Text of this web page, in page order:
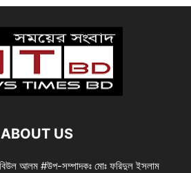
ABOUT US
আলম #উপ-সম্পাদকঃ মোঃ ফরিদুল ইসলাম